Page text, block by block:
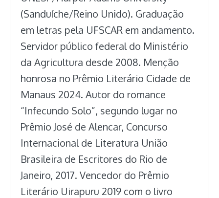
(Sanduíche/Reino Unido). Graduação
em letras pela UFSCAR em andamento.
Servidor público federal do Ministério
da Agricultura desde 2008. Menção
honrosa no Prêmio Literário Cidade de
Manaus 2024. Autor do romance
“Infecundo Solo”, segundo lugar no
Prêmio José de Alencar, Concurso
Internacional de Literatura União
Brasileira de Escritores do Rio de
Janeiro, 2017. Vencedor do Prêmio
Literário Uirapuru 2019 com o livro